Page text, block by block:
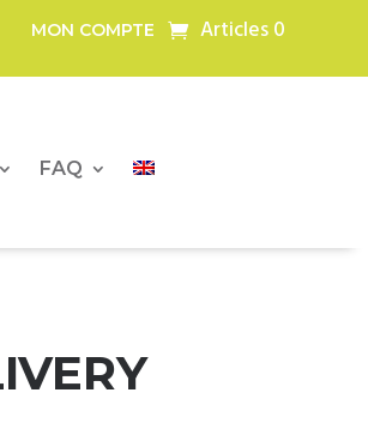
SOLAIRES, POWERBANKS, LAMPES
MON COMPTE Articles 0
FAQ